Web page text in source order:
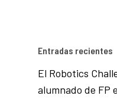
Entradas recientes
El Robotics
alumnado de FP